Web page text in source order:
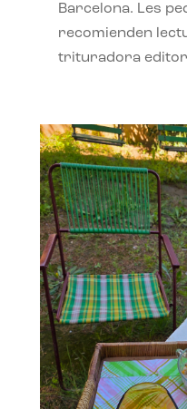
Barcelona. Les
recomienden
trituradora